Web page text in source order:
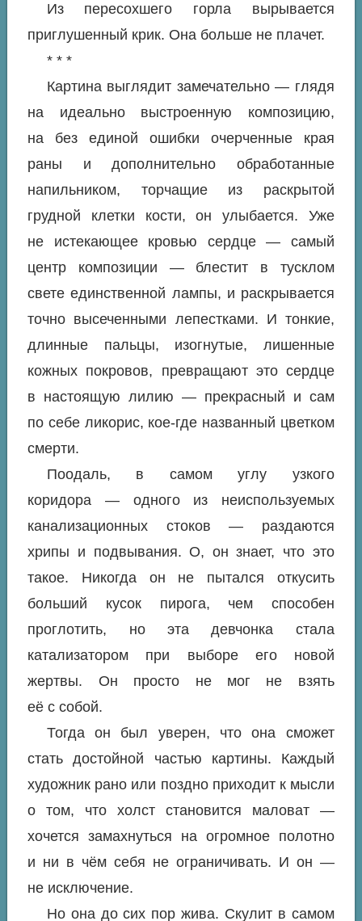
Из пересохшего горла вырывается
приглушенный крик. Она больше не плачет.
* * *
Картина выглядит замечательно— глядя
на идеально выстроенную композицию,
на без единой ошибки очерченные края
раны и дополнительно обработанные
напильником, торчащие из раскрытой
грудной клетки кости, он улыбается. Уже
не истекающее кровью сердце — самый
центр композиции — блестит в тусклом
свете единственной лампы, и раскрывается
точно высеченными лепестками. И тонкие,
длинные пальцы, изогнутые, лишенные
кожных покровов, превращают это сердце
в настоящую лилию — прекрасный и сам
по себе ликорис, кое-где названный цветком
смерти.
Поодаль, в самом углу узкого
коридора — одного из неиспользуемых
канализационных стоков — раздаются
хрипы и подвывания. О, он знает, чтоэто
такое. Никогда он не пытался откусить
больший кусок пирога, чем способен
проглотить, но эта девчонка стала
катализатором при выборе его новой
жертвы. Он просто не мог не взять
её с собой.
Тогда он был уверен, что она сможет
стать достойной частью картины. Каждый
художник рано или поздно приходит к мысли
о том, что холст становится маловат —
хочется замахнуться на огромное полотно
и ни в чём себя не ограничивать. И он —
не исключение.
Но она до сих поржива. Скулит в самом